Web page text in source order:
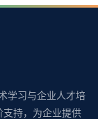
学习与企业人才培
持，为企业提供